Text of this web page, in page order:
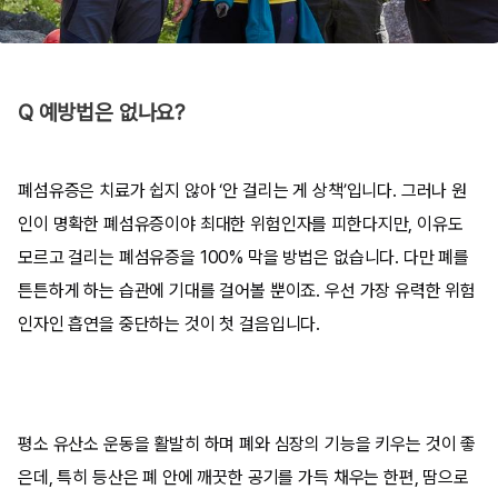
Q 예방법은 없나요?
폐섬유증은 치료가 쉽지 않아 ‘안 걸리는 게 상책’입니다. 그러나 원
인이 명확한 폐섬유증이야 최대한 위험인자를 피한다지만, 이유도
모르고 걸리는 폐섬유증을 100% 막을 방법은 없습니다. 다만 폐를
튼튼하게 하는 습관에 기대를 걸어볼 뿐이죠. 우선 가장 유력한 위험
인자인 흡연을 중단하는 것이 첫 걸음입니다.
평소 유산소 운동을 활발히 하며 폐와 심장의 기능을 키우는 것이 좋
은데, 특히 등산은 폐 안에 깨끗한 공기를 가득 채우는 한편, 땀으로